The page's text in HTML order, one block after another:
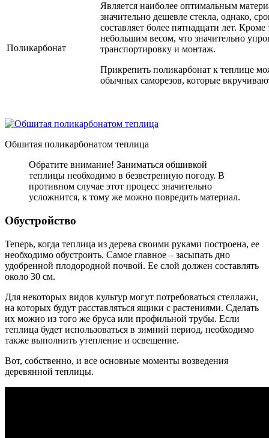
Поликарбонат
Является наиболее оптимальным
значительно дешевле стекла, однако,
составляет более пятнадцати лет. Кроме
небольшим весом, что значительно
транспортировку и монтаж.
Прикрепить поликарбонат к теплице
обычных саморезов, которые
Обшитая поликарбонатом теплица
Обратите внимание! Заниматься обшивкой
теплицы необходимо в безветренную погоду. В
противном случае этот процесс значительно
усложнится, к тому же можно повредить материал.
Обустройство
Теперь, когда теплица из дерева своими руками построена, ее
необходимо обустроить. Самое главное – засыпать дно
удобренной плодородной почвой. Ее слой должен составлять
около 30 см.
Для некоторых видов культур могут потребоваться стеллажи,
на которых будут расставляться ящики с растениями. Сделать
их можно из того же бруса или профильной трубы. Если
теплица будет использоваться в зимний период, необходимо
также выполнить утепление и освещение.
Вот, собственно, и все основные моменты возведения
деревянной теплицы.